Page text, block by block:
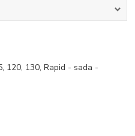
120, 130, Rapid - sada -